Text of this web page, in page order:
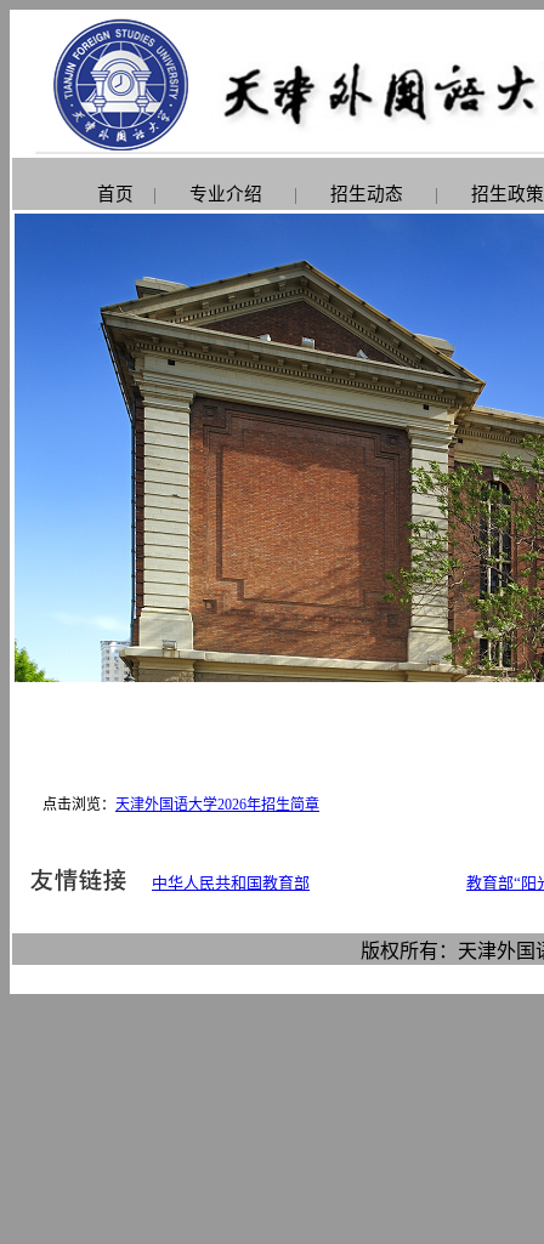
首页 | 专业介绍 | 招生动态 | 招生政
点击浏览： 天津外国语大学2026年招生简章
中华人民共和国教育部 教育部“阳
版权所有：天津外